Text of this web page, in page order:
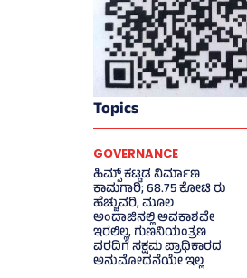
Topics
GOVERNANCE
ಹಿಮ್ಸ್‌ ಕಟ್ಟಡ ನಿರ್ಮಾಣ
ಕಾಮಗಾರಿ; 68.75 ಕೋಟಿ ರು
ಹೆಚ್ಚುವರಿ, ಮೂಲ
ಅಂದಾಜಿನಲ್ಲಿ ಅವಕಾಶವೇ
ಇರಲಿಲ್ಲ, ಗುಣನಿಯಂತ್ರಣ
ವರದಿಗೆ ಸಕ್ಷಮ ಪ್ರಾಧಿಕಾರದ
ಅನುಮೋದನೆಯೇ ಇಲ್ಲ